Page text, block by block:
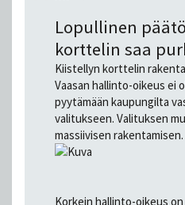
Lopullinen
korttelin saa
Kiistellyn korttelin
Vaasan hallinto-oikeus ei
pyytämään kaupungilta
valitukseen. Valituksen
massiivisen rakentamisen.
Korkein hallinto-oikeus